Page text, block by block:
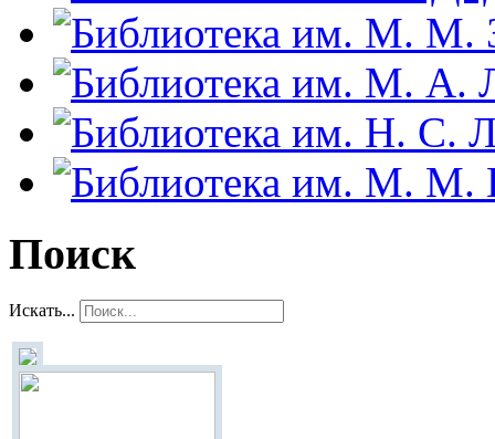
Поиск
Искать...